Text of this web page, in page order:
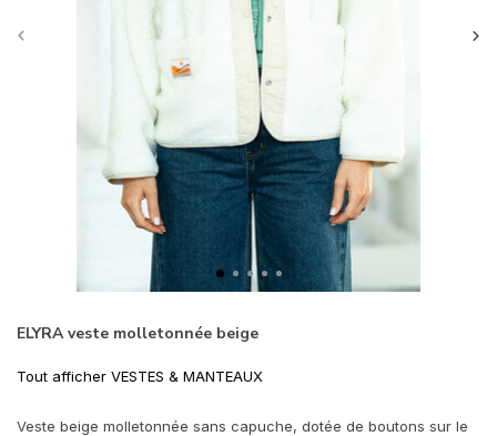
ELYRA veste molletonnée beige
Tout afficher VESTES & MANTEAUX
Veste beige molletonnée sans capuche, dotée de boutons sur le